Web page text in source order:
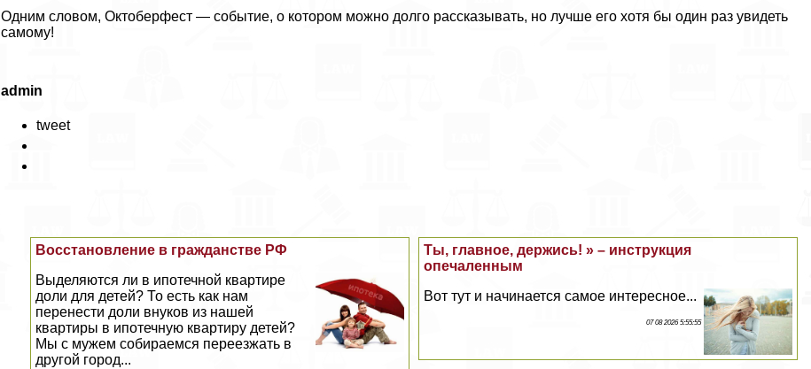
Одним словом, Октоберфест — событие, о котором можно долго рассказывать, но лучше его хотя бы один раз увидеть
самому!
admin
tweet
Ты, главное, держись! » – инструкция
опечаленным
Вот тут и начинается самое интересное...
07 08 2026 5:55:55
Восстановление в гражданстве РФ
Выделяются ли в ипотечной квартире
доли для детей? То есть как нам
перенести доли внуков из нашей
квартиры в ипотечную квартиру детей?
Мы с мужем собираемся переезжать в
другой город...